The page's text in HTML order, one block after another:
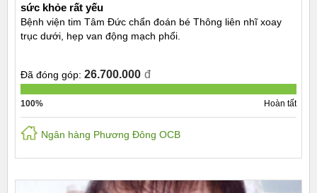
sức khỏe rất yếu
Bệnh viện tim Tâm Đức chẩn đoán bé Thông liên nhĩ xoay
trục dưới, hẹp van động mạch phổi.
Đã đóng góp: 26.700.000 đ
100% Hoàn tất
Ngân hàng Phương Đông OCB